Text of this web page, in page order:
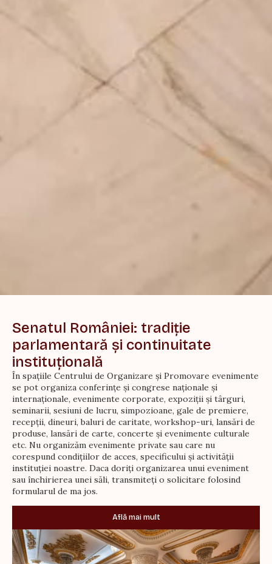
Senatul României: tradiție
parlamentară și continuitate
instituțională
În spațiile Centrului de Organizare și Promovare evenimente
se pot organiza conferințe și congrese naționale și
internaționale, evenimente corporate, expoziții și târguri,
seminarii, sesiuni de lucru, simpozioane, gale de premiere,
recepții, dineuri, baluri de caritate, workshop-uri, lansări de
produse, lansări de carte, concerte și evenimente culturale
etc. Nu organizăm evenimente private sau care nu
corespund condiţiilor de acces, specificului și activității
instituției noastre. Daca doriți organizarea unui eveniment
sau închirierea unei săli, transmiteți o solicitare folosind
formularul de ma jos.
Află mai mult